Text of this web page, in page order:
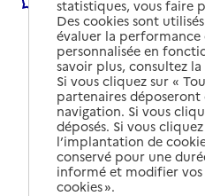
statistiques, vous faire
Des cookies sont
évaluer la
personnalisée en
savoir plus, consultez
Si vous cliquez sur «
partenaires
navigation. Si vous
déposés. Si vous
l’implantation de
conservé pour une
informé et modifier vos
cookies ».